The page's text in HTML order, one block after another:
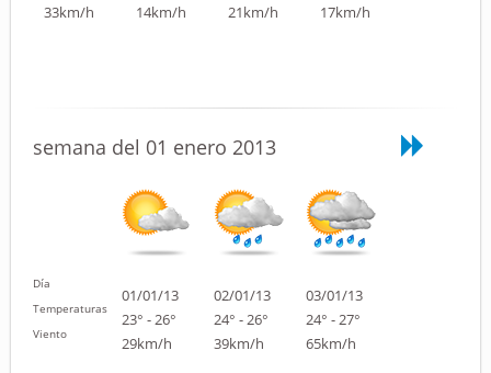
33km/h
14km/h
21km/h
17km/h
semana del 01 enero 2013
Día
Temperaturas
Viento
01/01/13
23° - 26°
29km/h
02/01/13
24° - 26°
39km/h
03/01/13
24° - 27°
65km/h